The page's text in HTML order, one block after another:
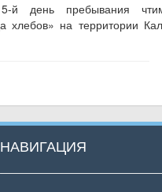
день пребывания
хлебов» на территории
НАВИГАЦИЯ